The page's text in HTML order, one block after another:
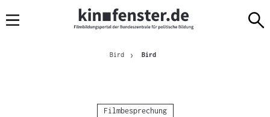
Navigation
zum
zur
Bird BirdAktuelle Seite
Kategorie:
Filmbesprechung